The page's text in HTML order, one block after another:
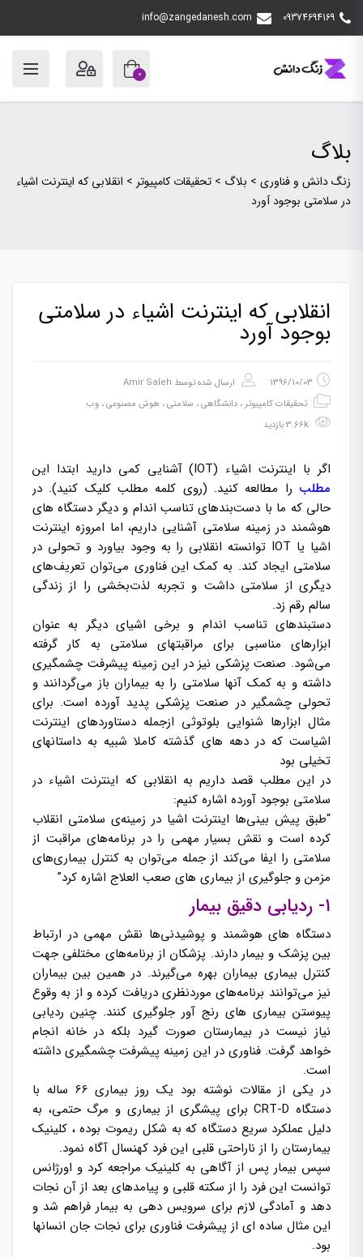
09374694169
info@zangedanesh.com
0
بلاگ
زنگ دانش و فناوری > بلاگ > تحقیقات کامپیوتر > انقلابی که اینترنت اشیاء
در سلامتی بوجود آورد
انقلابی که اینترنت اشیاء در سلامتی
بوجود آورد
1396/10/03 ارسال شده توسط Amir Saleh
تحقیقات کامپیوتر ، دانشگاهی، سلامتی، هوش مصنوعی، وب
اگر با اینترنت اشیاء (IOT) آشنایی کمی دارید ابتدا این
مطلب را مطالعه کنید. (روی کلمه مطلب کلیک کنید). در
حالی که ما با دست‌بندهای تناسب اندام و دیگر دستگاه های
هوشمند در زمینه سلامتی آشنایی داریم، اما امروزه اینترنت
اشیا یا IOT توانسته انقلابی را به وجود بیاورد و تحولی در
سلامتی ایجاد کند. به کمک این فناوری می‌توان تعریف‌های
دیگری از سلامتی داشت و تجربه لذت‌بخشی را از زندگی
سالم رقم زد.
دستبندهای تناسب اندام و برخی اشیای دیگر به عنوان
ابزارهای مناسبی برای مراقبتهای سلامتی به کار گرفته
می‌شود. صنعت پزشکی نیز در این زمینه پیشرفت چشمگیری
داشته و به کمک آنها سلامتی را به بیماران باز می‌گردانند و
تحولی چشمگیر در صنعت پزشکی پدید آورده است. برای
مثال ابزارها شنوایی بلوتوثی ازجمله دستاوردهای اینترنت
اشیاست که در دهه های گذشته کاملا شبیه به داستانهای
تخیلی بود
در این مطلب قصد داریم به انقلابی که اینترنت اشیاء در
سلامتی بوجود آورده اشاره کنیم:
“طبق پیش بینی‌ها اینترنت اشیا در زمینه‌ی سلامتی انقلاب
کرده است و نقش بسیار مهمی را در برنامه‌های مراقبت از
سلامتی را ایفا می‌کند از جمله می‌توان به کنترل بیماری‌های
مزمن و جلوگیری از بیماری های صعب العلاج اشاره کرد”
۱- ردیابی دقیق بیمار
دستگاه های هوشمند و پوشیدنی‌ها نقش مهمی در ارتباط
بین پزشک و بیمار دارند. پزشکان از برنامه‌های مختلفی جهت
کنترل بیماری بیماران بهره می‌گیرند. در همین بین بیماران
نیز می‌توانند برنامه‌های موردنظری دریافت کرده و از به وقوع
پیوستن بیماری های رنج آور جلوگیری کنند. چنین ردیابی
نیاز نیست در بیمارستان صورت گیرد بلکه در خانه انجام
خواهد گرفت. فناوری در این زمینه پیشرفت چشمگیری داشته
است.
در یکی از مقالات نوشته بود یک روز بیماری 66 ساله با
دستگاه CRT-D برای پیشگری از بیماری و مرگ حتمی، به
دلیل عملکرد سریع دستگاه که به شکل ریموت بوده ، کلینیک
بیمارستان را از ناراحتی قلبی این فرد کهنسال آگاه نمود.
سپس بیمار پس از آگاهی به کلینیک مراجعه کرد و اورژانس
توانست این فرد را از سکته قلبی و پیامدهای بعد از آن نجات
دهد و آمادگی لازم برای سرویس دهی به بیمار فراهم شد و
این مثال ساده ای از پیشرفت فناوری برای نجات جان انسانها
بود.